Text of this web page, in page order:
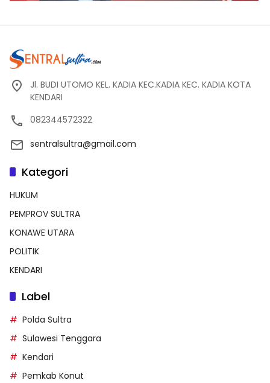
Jl. BUDI UTOMO KEL. KADIA KEC.KADIA KEC. KADIA KOTA
KENDARI
082344572322
sentralsultra@gmail.com
Kategori
HUKUM
PEMPROV SULTRA
KONAWE UTARA
POLITIK
KENDARI
Label
Polda Sultra
Sulawesi Tenggara
Kendari
Pemkab Konut